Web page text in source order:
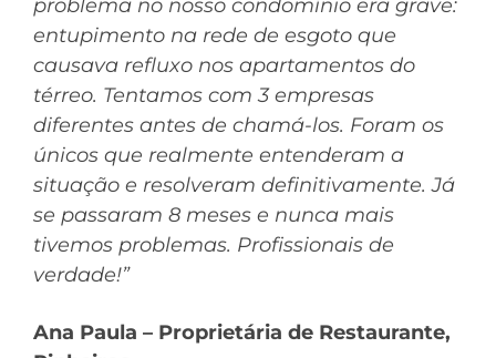
problema no nosso condomínio era grave:
entupimento na rede de esgoto que
causava refluxo nos apartamentos do
térreo. Tentamos com 3 empresas
diferentes antes de chamá-los. Foram os
únicos que realmente entenderam a
situação e resolveram definitivamente. Já
se passaram 8 meses e nunca mais
tivemos problemas. Profissionais de
verdade!”
Ana Paula – Proprietária de Restaurante,